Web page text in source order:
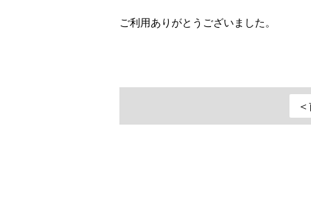
ご利用ありがとうございました。